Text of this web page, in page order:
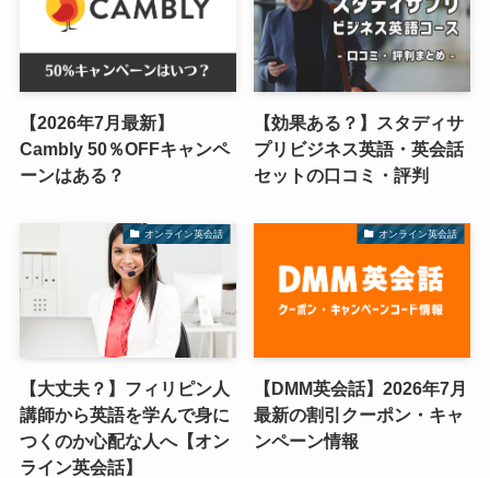
【2026年7月最新】
Cambly 50％OFFキャンペ
ーンはある？
【効果ある？】スタディサ
プリビジネス英語・英会話
セットの口コミ・評判
オンライン英会話
【大丈夫？】フィリピン人
講師から英語を学んで身に
つくのか心配な人へ【オン
ライン英会話】
オンライン英会話
【DMM英会話】2026年7月
最新の割引クーポン・キャ
ンペーン情報